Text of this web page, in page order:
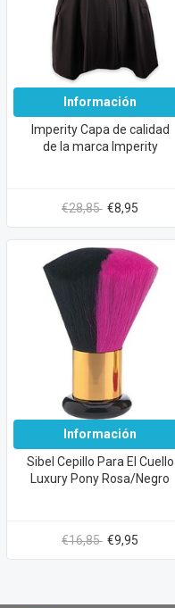
Información
Imperity Capa de calidad
de la marca Imperity
€28,85 €8,95
Información
Sibel Cepillo Para El Cuello
Luxury Pony Rosa/Negro
€16,85 €9,95